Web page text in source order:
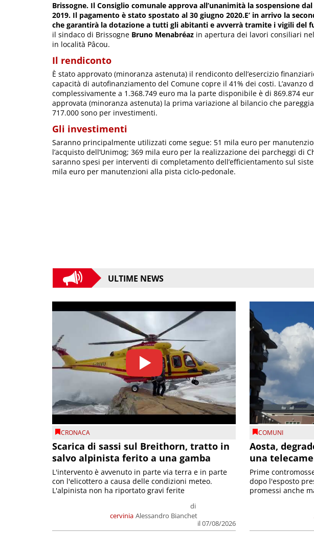
Brissogne. Il Consiglio comunale approva all’unanimità la sospensione
2019. Il pagamento è stato spostato al 30 giugno 2020.E’ in arrivo la
che garantirà la dotazione a tutti gli abitanti e avverrà tramite i vigili del
il sindaco di Brissogne Bruno Menabréaz in apertura dei lavori consiliari
in località Pâcou.
Il rendiconto
È stato approvato (minoranza astenuta) il rendiconto dell’esercizio
capacità di autofinanziamento del Comune copre il 41% dei costi. L’avanzo
complessivamente a 1.368.749 euro ma la parte disponibile è di 869.874
approvata (minoranza astenuta) la prima variazione al bilancio che
717.000 sono per investimenti.
Gli investimenti
Saranno principalmente utilizzati come segue: 51 mila euro per
l’acquisto dell’Unimog; 369 mila euro per la realizzazione dei parcheggi di
saranno spesi per interventi di completamento dell’efficientamento sul
mila euro per manutenzioni alla pista ciclo-pedonale.
ULTIME NEWS
CRONACA
Scarica di sassi sul Breithorn, tratto in
salvo alpinista ferito a una gamba
cervinia
di
Alessandro Bianchet
il 07/08/2026
L'intervento è avvenuto in parte via terra e in parte
con l'elicottero a causa delle condizioni meteo.
L'alpinista non ha riportato gravi ferite
COMUNI
Aosta,
una
Prime
dopo l'esposto
promessi anche